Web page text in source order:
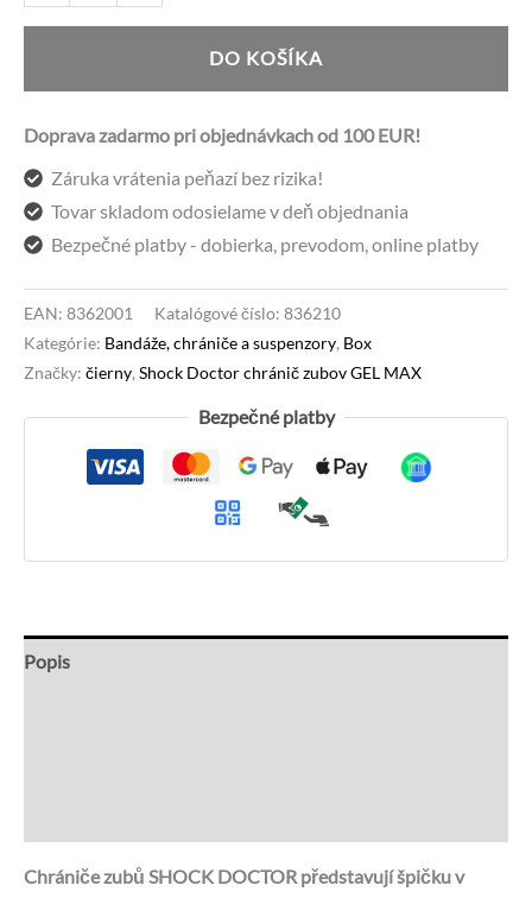
Shock
GEL
MAX,
čierny
DO KOŠÍKA
Doprava zadarmo pri objednávkach od 100 EUR!
Záruka vrátenia peňazí bez rizika!
Tovar skladom odosielame v deň objednania
Bezpečné platby - dobierka, prevodom, online platby
EAN: 8362001 Katalógové číslo: 836210
Kategórie: Bandáže, chrániče a suspenzory, Box
Značky: čierny, Shock Doctor chránič zubov GEL MAX
Bezpečné platby
Popis
Chrániče zubů SHOCK DOCTOR představují špičku v